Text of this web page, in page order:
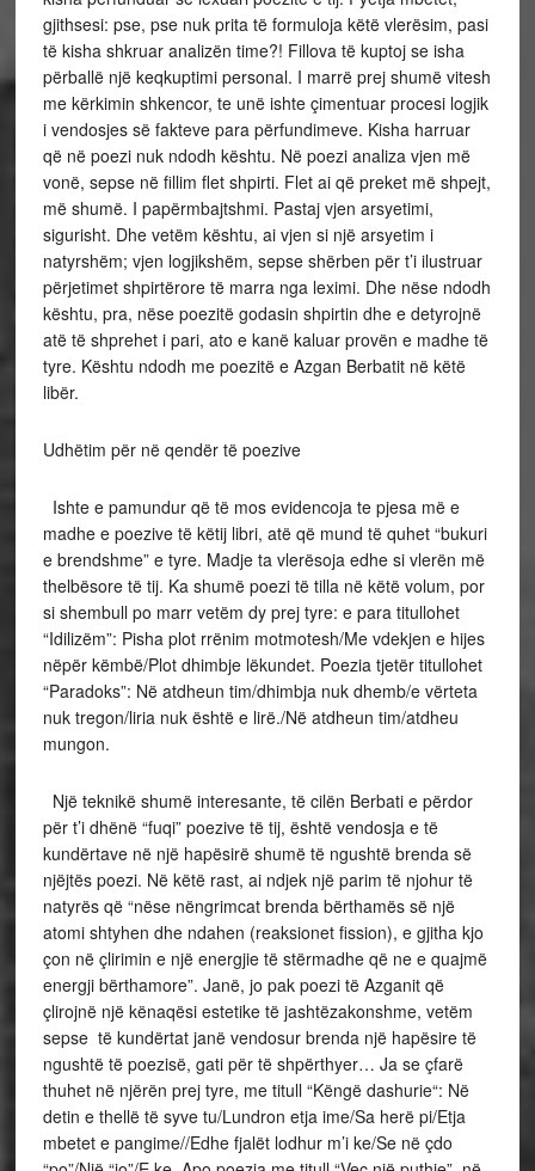
gjithsesi: pse, pse nuk prita të formuloja këtë vlerësim, pasi
të kisha shkruar analizën time?! Fillova të kuptoj se isha
përballë një keqkuptimi personal. I marrë prej shumë vitesh
me kërkimin shkencor, te unë ishte çimentuar procesi logjik
i vendosjes së fakteve para përfundimeve. Kisha harruar
që në poezi nuk ndodh kështu. Në poezi analiza vjen më
vonë, sepse në fillim flet shpirti. Flet ai që preket më shpejt,
më shumë. I papërmbajtshmi. Pastaj vjen arsyetimi,
sigurisht. Dhe vetëm kështu, ai vjen si një arsyetim i
natyrshëm; vjen logjikshëm, sepse shërben për t’i ilustruar
përjetimet shpirtërore të marra nga leximi. Dhe nëse ndodh
kështu, pra, nëse poezitë godasin shpirtin dhe e detyrojnë
atë të shprehet i pari, ato e kanë kaluar provën e madhe të
tyre. Kështu ndodh me poezitë e Azgan Berbatit në këtë
libër.
Udhëtim për në qendër të poezive
Ishte e pamundur që të mos evidencoja te pjesa më e
madhe e poezive të këtij libri, atë që mund të quhet “bukuri
e brendshme” e tyre. Madje ta vlerësoja edhe si vlerën më
thelbësore të tij. Ka shumë poezi të tilla në këtë volum, por
si shembull po marr vetëm dy prej tyre: e para titullohet
“Idilizëm”: Pisha plot rrënim motmotesh/Me vdekjen e hijes
nëpër këmbë/Plot dhimbje lëkundet. Poezia tjetër titullohet
“Paradoks”: Në atdheun tim/dhimbja nuk dhemb/e vërteta
nuk tregon/liria nuk është e lirë./Në atdheun tim/atdheu
mungon.
Një teknikë shumë interesante, të cilën Berbati e përdor
për t’i dhënë “fuqi” poezive të tij, është vendosja e të
kundërtave në një hapësirë shumë të ngushtë brenda së
njëjtës poezi. Në këtë rast, ai ndjek një parim të njohur të
natyrës që “nëse nëngrimcat brenda bërthamës së një
atomi shtyhen dhe ndahen (reaksionet fission), e gjitha kjo
çon në çlirimin e një energjie të stërmadhe që ne e quajmë
energji bërthamore”. Janë, jo pak poezi të Azganit që
çlirojnë një kënaqësi estetike të jashtëzakonshme, vetëm
sepse të kundërtat janë vendosur brenda një hapësire të
ngushtë të poezisë, gati për të shpërthyer… Ja se çfarë
thuhet në njërën prej tyre, me titull “Këngë dashurie“: Në
detin e thellë të syve tu/Lundron etja ime/Sa herë pi/Etja
mbetet e pangime//Edhe fjalët lodhur m’i ke/Se në çdo